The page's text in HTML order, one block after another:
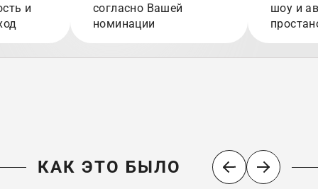
и
согласно Вашей
номинации
шоу и
КАК ЭТО БЫЛО